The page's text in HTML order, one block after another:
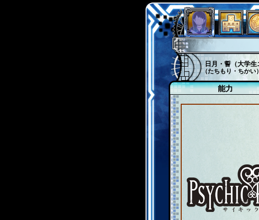
日月・誓（大学生
（たちもり・ちかい）
能力